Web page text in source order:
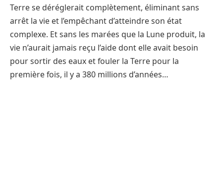
Terre se déréglerait complètement, éliminant sans
arrêt la vie et l’empêchant d’atteindre son état
complexe. Et sans les marées que la Lune produit, la
vie n’aurait jamais reçu l’aide dont elle avait besoin
pour sortir des eaux et fouler la Terre pour la
première fois, il y a 380 millions d’années…